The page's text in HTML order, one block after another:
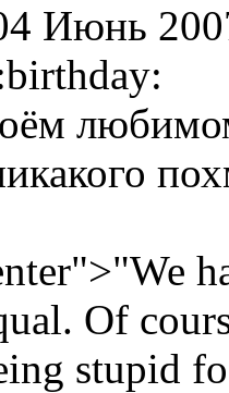
Июнь
Of
stupid